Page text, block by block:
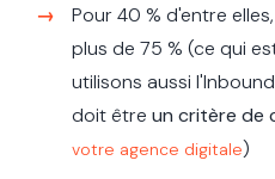
Pour 40 % d'entre
plus de 75 % (ce qui
utilisons aussi
doit être un critère de
votre agence digitale)